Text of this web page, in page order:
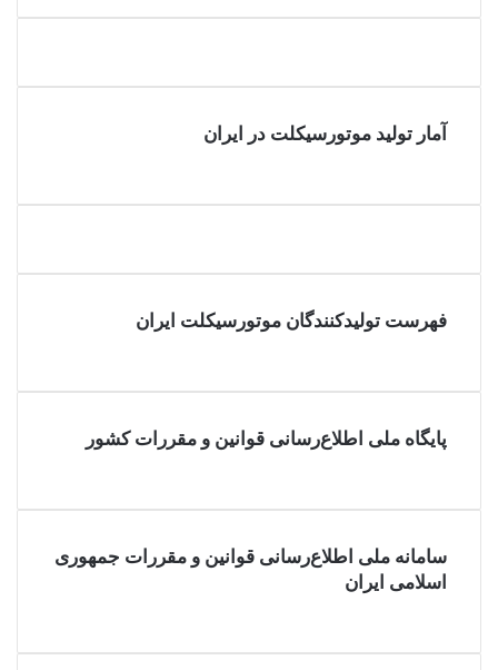
آمار تولید موتورسیکلت در ایران
فهرست تولیدکنندگان موتورسیکلت ایران
پایگاه ملی اطلاع‌رسانی قوانین و مقررات کشور
سامانه ملی اطلاع‌رسانی قوانین و مقررات جمهوری
اسلامی ایران